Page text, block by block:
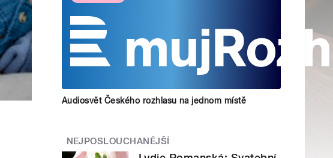
Audiosvět Českého rozhlasu na jednom místě
NEJPOSLOUCHANĚJŠÍ